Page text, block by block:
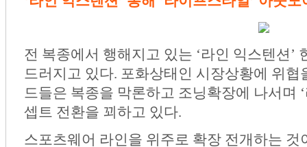
전 복종에서 행해지고 있는 ‘라인 익스텐션’
드러지고 있다. 포화상태인 시장상황에 위
드들은 복종을 막론하고 조닝확장에 나서며
셉트 전환을 꾀하고 있다.
스포츠웨어 라인을 위주로 확장 전개하는